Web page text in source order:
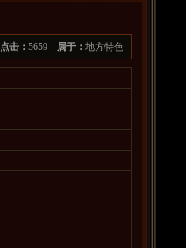
点击： 5659 属于： 地方特色